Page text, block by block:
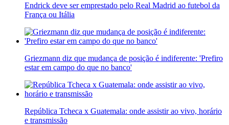
Endrick deve ser emprestado pelo Real Madrid ao futebol da
França ou Itália
Griezmann diz que mudança de posição é indiferente: 'Prefiro
estar em campo do que no banco'
República Tcheca x Guatemala: onde assistir ao vivo, horário
e transmissão